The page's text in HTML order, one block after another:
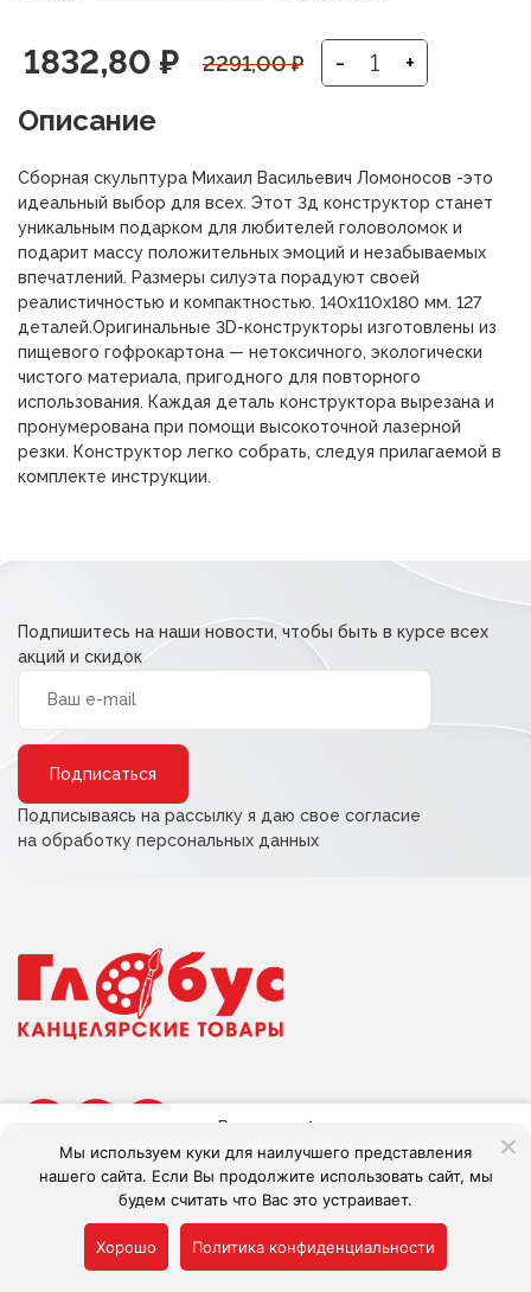
2291,00₽
Первоначальная
цена
составляла
2291,00 ₽.
1832,80 ₽
Текущая
цена:
1832,80 ₽.
- +
Описание
Сборная скульптура Михаил Васильевич Ломоносов -это
идеальный выбор для всех. Этот 3д конструктор станет
уникальным подарком для любителей головоломок и
подарит массу положительных эмоций и незабываемых
впечатлений. Размеры силуэта порадуют своей
реалистичностью и компактностью. 140х110х180 мм. 127
деталей.Оригинальные 3D-конструкторы изготовлены из
пищевого гофрокартона — нетоксичного, экологически
чистого материала, пригодного для повторного
использования. Каждая деталь конструктора вырезана и
пронумерована при помощи высокоточной лазерной
резки. Конструктор легко собрать, следуя прилагаемой в
комплекте инструкции.
В наличии: 1
В корзину
Alternative:
Подпишитесь на наши новости, чтобы быть в курсе всех
акций и скидок
Подписываясь на рассылку я даю свое согласие
на обработку персональных данных
Сделано в Adlibis
Мы используем куки для наилучшего представления
нашего сайта. Если Вы продолжите использовать сайт, мы
будем считать что Вас это устраивает.
Хорошо Политика конфиденциальности